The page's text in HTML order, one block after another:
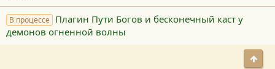
В процессе Плагин Пути Богов и бесконечный каст у
демонов огненной волны